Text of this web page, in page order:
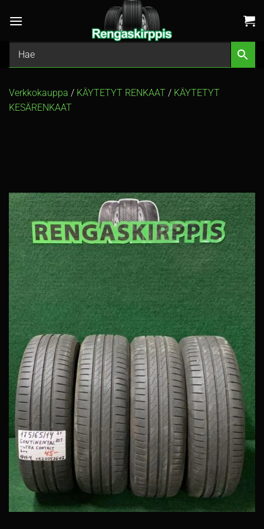
Verkkokauppa / KÄYTETYT RENKAAT / KÄYTETYT
KESÄRENKAAT